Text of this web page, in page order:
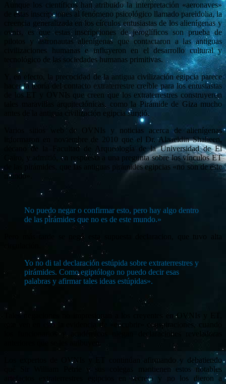
Aunque los científicos han atribuido la interpretación «aeronaves»
de estas inscripciones al fenómeno psicológico llamado pareidolia, la
creencia generalizada en los círculos entusiastas de los alienígenas y
ovnis, es que estas inscripciones de jeroglíficos son prueba de
pilotos y astronautas alienígenas que contactaron a las antiguas
civilizaciones humanas e influyeron en el desarrollo cultural y
tecnológico de las sociedades humanas primitivas.
Y, en efecto, la precocidad de la antigua civilización egipcia parece
hacer la teoría del contacto extraterrestre creíble para los entusiastas
de los ET y OVNIs que creen que los extraterrestres construyeron
tales maravillas arquitectónicas, como la Pirámide de Giza mucho
antes de la antigua civilización egipcia surgió.
Varios sitios web de OVNIs y noticias acerca de alienígenas
informaron en noviembre de 2010 que el Dr. Alaaeldin Shaheen,
decano de la Facultad de Arqueología de la Universidad de El
Cairo, y admitió, en respuesta a una pregunta sobre los vínculos ET
de las pirámides, que las antiguas pirámides egipcias «no son de este
mundo».
No puedo negar o confirmar esto, pero hay algo dentro
de las pirámides que no es de este mundo.»
Pero más tarde se negó esta supuesta declaracion, que tuvo alta
Yo no di tal declaración estúpida sobre extraterrestres y
pirámides. Como egiptólogo no puedo decir esas
palabras y afirmar tales ideas estúpidas».
Tales negaciones no impresionan a los creyentes en OVNIs y ET,
que ven en ello la evidencia de «encubrir» conspiraciones, cuando
los funcionarios y académicos niegan declaraciones reveladoras
anteriores que se les atribuyen.
Los expertos de OVNIs y ET continúan afirmando y debatiendo
qué Sir William Petrie y sus colegas mantienen estos notables
artefactos extraterrestres egipcios en secreto y no los dieron a